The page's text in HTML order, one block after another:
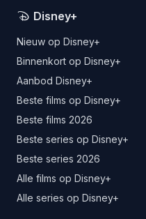
Disney+
Nieuw op Disney+
Binnenkort op Disney+
Aanbod Disney+
Beste films op Disney+
Beste films 2026
Beste series op Disney+
Beste series 2026
Alle films op Disney+
Alle series op Disney+